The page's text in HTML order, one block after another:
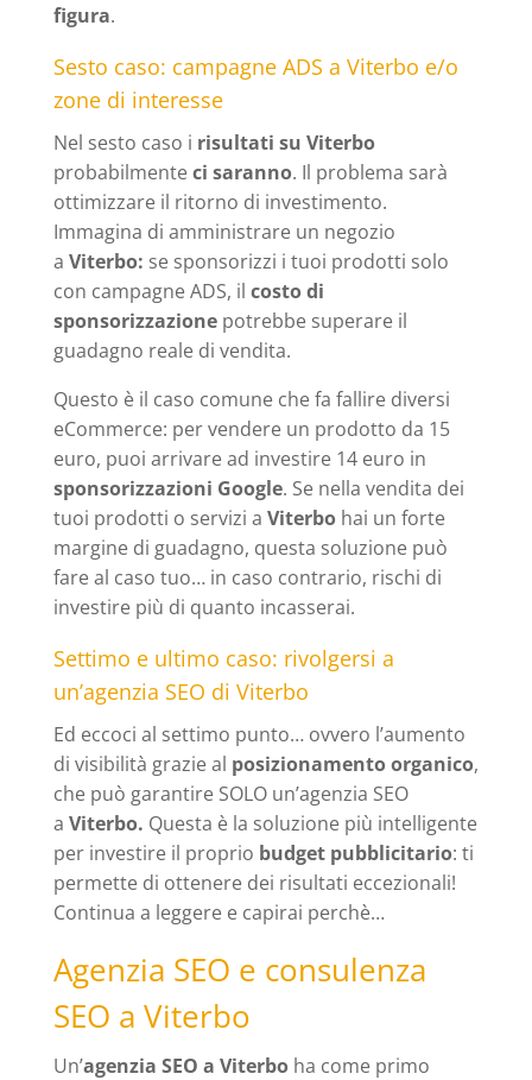
figura.
Sesto caso: campagne ADS a Viterbo e/o
zone di interesse
Nel sesto caso i risultati su Viterbo
probabilmenteci saranno. Il problema sarà
ottimizzare il ritorno di investimento.
Immagina di amministrare un negozio
a Viterbo: se sponsorizzi i tuoi prodotti solo
con campagne ADS, il costo di
sponsorizzazionepotrebbe superare il
guadagno reale di vendita.
Questo è il caso comune che fa fallire diversi
eCommerce: per vendere un prodotto da 15
euro, puoi arrivare ad investire 14 euro in
sponsorizzazioni Google. Se nella vendita dei
tuoi prodotti o servizi a Viterbo hai un forte
margine di guadagno, questa soluzione può
fare al caso tuo… in caso contrario, rischi di
investire più di quanto incasserai.
Settimo e ultimo caso: rivolgersi a
un’agenzia SEO di Viterbo
Ed eccoci al settimo punto… ovvero l’aumento
di visibilità grazie al posizionamento organico,
che può garantire SOLO un’agenzia SEO
a Viterbo. Questa è la soluzione più intelligente
per investire il proprio budget pubblicitario: ti
permette di ottenere dei risultati eccezionali!
Continua a leggere e capirai perchè…
Agenzia SEO e consulenza
SEO a Viterbo
Un’agenzia SEO a Viterbo ha come primo